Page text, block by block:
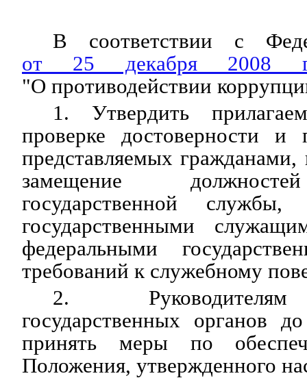
В соответствии с
от 25 декабря
"О противодействии
1. Утвердить
проверке достоверности и
представляемых
замещение
государственной
государственными
федеральными
требований к служебному
2.
государственных органов
принять меры по
Положения, утвержденного